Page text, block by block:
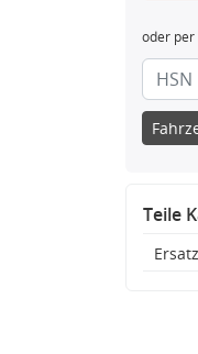
oder per
Teile